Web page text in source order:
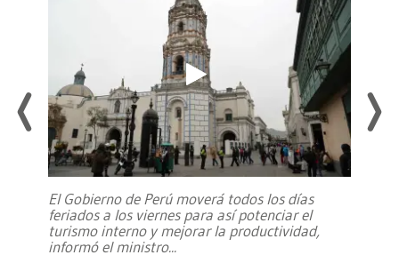
El Gobierno de Perú moverá todos los días
feriados a los viernes para así potenciar el
turismo interno y mejorar la productividad,
informó el ministro...